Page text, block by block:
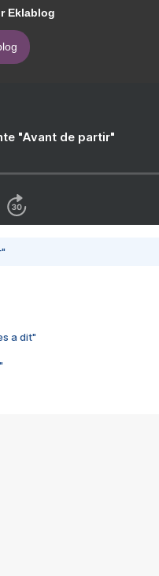
Eklablog
"Avant de partir"
a dit"